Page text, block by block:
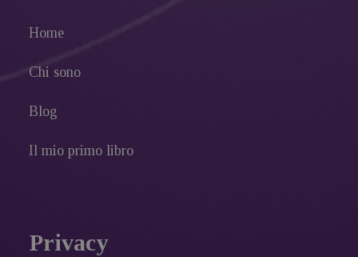
Home
Chi sono
Blog
Il mio primo libro
Privacy